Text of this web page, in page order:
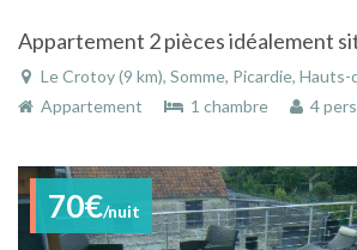
Le Crotoy (9 km), Somme, Picardie, Hauts-
Appartement
1 chambre 4
70€/nuit